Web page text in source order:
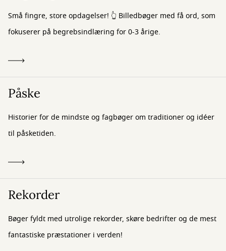
Små fingre, store opdagelser! 👆 Billedbøger med få ord, som
fokuserer på begrebsindlæring for 0-3 årige.
Påske
Historier for de mindste og fagbøger om traditioner og idéer
til påsketiden.
Rekorder
Bøger fyldt med utrolige rekorder, skøre bedrifter og de mest
fantastiske præstationer i verden!